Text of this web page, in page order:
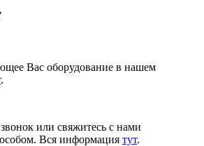
Вас оборудование в нашем
.
или свяжитесь с нами
Вся информация тут.